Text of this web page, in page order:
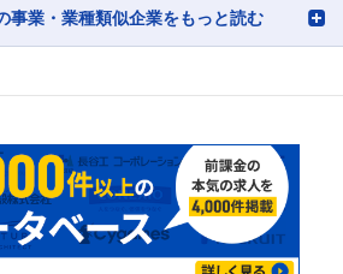
事業・業種類似企業をもっと読む